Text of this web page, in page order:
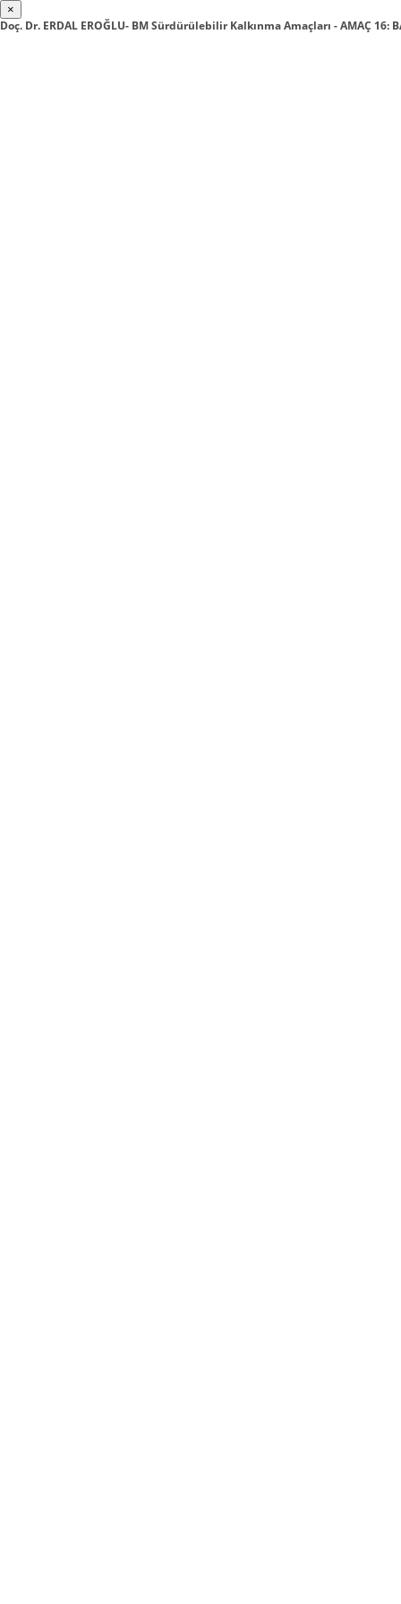
×
Doç. Dr. ERDAL EROĞLU- BM Sürdürülebilir Kalkınma Amaçları - AMAÇ 16: